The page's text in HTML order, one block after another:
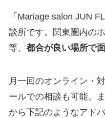
「Mariage salon JUN
談所です。関東圏内の
等、 都合が良い場所で
月一回のオンライン・
ールでの相談も可能。
から下記のようなアド